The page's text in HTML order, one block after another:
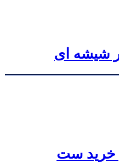
شیشه ای
خرید ست